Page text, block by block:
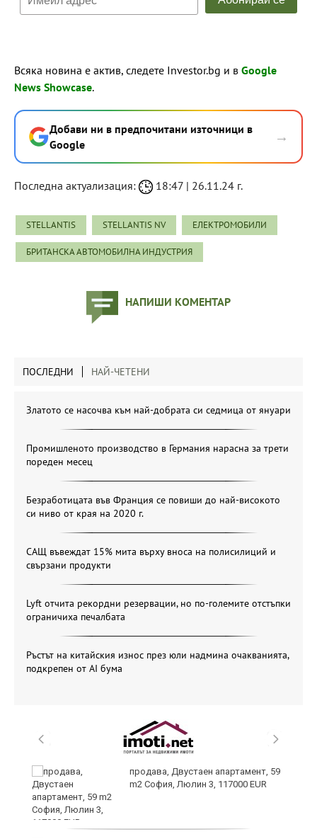
Всяка новина е актив, следете Investor.bg и в Google
News Showcase.
Добави ни в предпочитани източници в
Google
→
Последна актуализация: 18:47 | 26.11.24 г.
STELLANTIS STELLANTIS NV ЕЛЕКТРОМОБИЛИ
БРИТАНСКА АВТОМОБИЛНА ИНДУСТРИЯ
НАПИШИ КОМЕНТАР
ПОСЛЕДНИ НАЙ-ЧЕТЕНИ
Златото се насочва към най-добрата си седмица от януари
Промишленото производство в Германия нарасна за трети
пореден месец
Безработицата във Франция се повиши до най-високото
си ниво от края на 2020 г.
САЩ въвеждат 15% мита върху вноса на полисилиций и
свързани продукти
Lyft отчита рекордни резервации, но по-големите отстъпки
ограничиха печалбата
Ръстът на китайския износ през юли надмина очакванията,
подкрепен от AI бума
продава, Двустаен апартамент, 59
m2 София, Люлин 3, 117000 EUR